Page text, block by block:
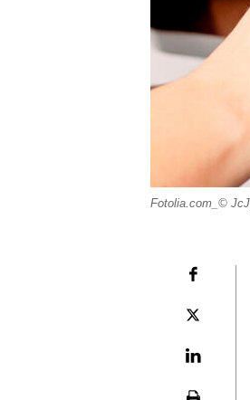
Fotolia.com_©
Plattform